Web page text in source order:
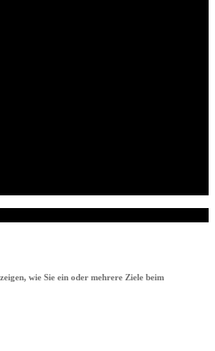
wie Sie ein oder mehrere Ziele beim